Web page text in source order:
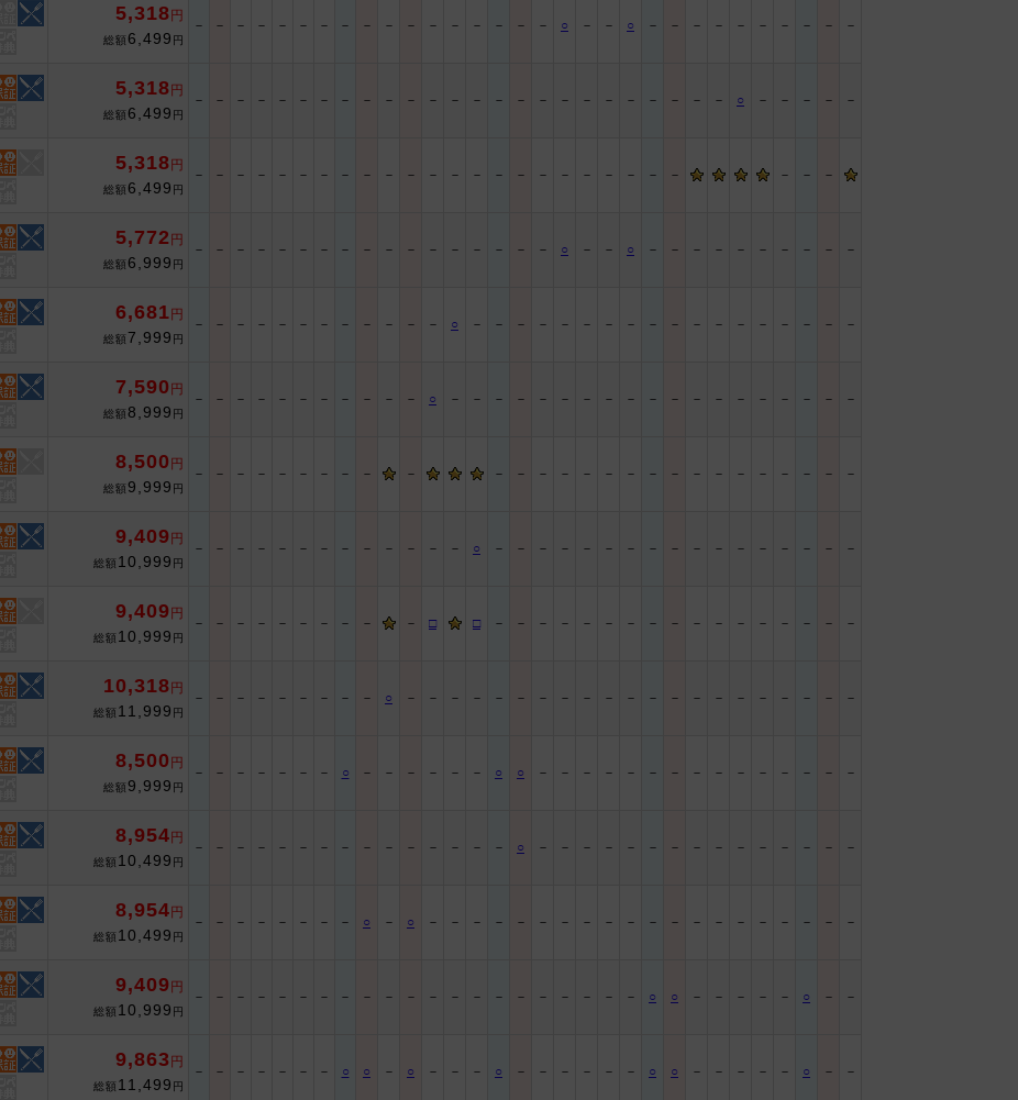
5,318 円
総額 6,499 円
－ － － － － － － － － － － － － － － － － ○ － － ○ － － － － － － － － － －
5,318 円
総額 6,499 円
－ － － － － － － － － － － － － － － － － － － － － － － － － ○ － － － － －
5,318 円
総額 6,499 円
－ － － － － － － － － － － － － － － － － － － － － － － － － －
5,772 円
総額 6,999 円
－ － － － － － － － － － － － － － － － － ○ － － ○ － － － － － － － － － －
6,681 円
総額 7,999 円
－ － － － － － － － － － － － ○ － － － － － － － － － － － － － － － － － －
7,590 円
総額8,999 円
－ － － － － － － － － － － ○ － － － － － － － － － － － － － － － － － － －
8,500 円
総額 9,999 円
－ － － － － － － － － － － － － － － － － － － － － － － － － － －
9,409 円
総額 10,999 円
－ － － － － － － － － － － － － ○ － － － － － － － － － － － － － － － － －
9,409 円
総額 10,999 円
－ － － － － － － － － － □ □ － － － － － － － － － － － － － － － － －
10,318 円
総額 11,999 円
－ － － － － － － － － ○ － － － － － － － － － － － － － － － － － － － － －
8,500 円
総額 9,999 円
－ － － － － － － ○ － － － － － － ○ ○ － － － － － － － － － － － － － － －
8,954 円
総額 10,499 円
－ － － － － － － － － － － － － － － ○ － － － － － － － － － － － － － － －
8,954 円
総額 10,499 円
－ － － － － － － － ○ － ○ － － － － － － － － － － － － － － － － － － － －
9,409 円
総額 10,999 円
－ － － － － － － － － － － － － － － － － － － － － ○ ○ － － － － － ○ － －
9,863 円
総額 11,499 円
－ － － － － － － ○ ○ － ○ － － － ○ － － － － － － ○ ○ － － － － － ○ － －